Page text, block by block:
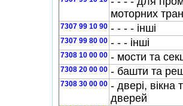
моторних
7307 99 10 90 - - - - iншi
7307 99 80 00 - - - iншi
7308 10 00 00 - мости та
7308 20 00 00 - башти та
7308 30 00 00 - дверi, вiкна
дверей